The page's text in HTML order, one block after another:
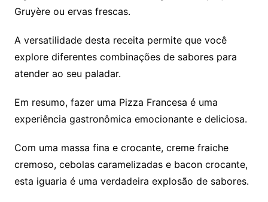
Gruyère ou ervas frescas.
A versatilidade desta receita permite que você
explore diferentes combinações de sabores para
atender ao seu paladar.
Em resumo, fazer uma Pizza Francesa é uma
experiência gastronômica emocionante e deliciosa.
Com uma massa fina e crocante, creme fraiche
cremoso, cebolas caramelizadas e bacon crocante,
esta iguaria é uma verdadeira explosão de sabores.